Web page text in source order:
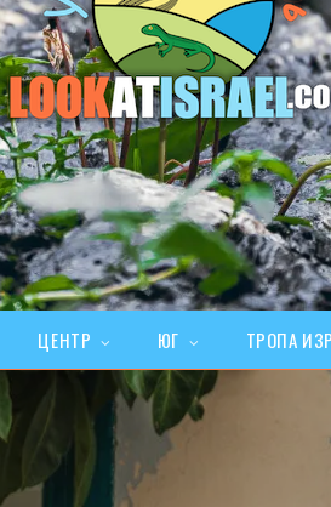
ЦЕНТР ЮГ ТРОПА